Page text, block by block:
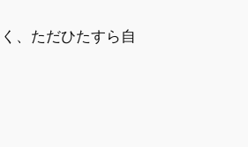
、ただひたすら自